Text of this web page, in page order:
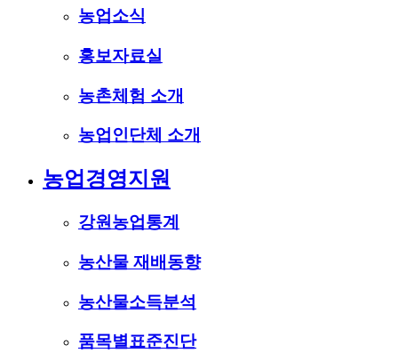
농업소식
홍보자료실
농촌체험 소개
농업인단체 소개
농업경영지원
강원농업통계
농산물 재배동향
농산물소득분석
품목별표준진단